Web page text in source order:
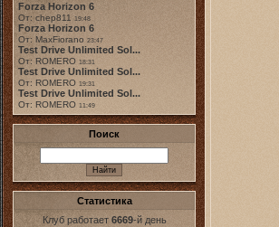
Forza Horizon 6
От: chep811 19:48
Forza Horizon 6
От: MaxFiorano 23:47
Test Drive Unlimited Sol...
От: ROMERO 18:31
Test Drive Unlimited Sol...
От: ROMERO 19:31
Test Drive Unlimited Sol...
От: ROMERO 11:49
Поиск
Статистика
Клуб работает 6669-й день